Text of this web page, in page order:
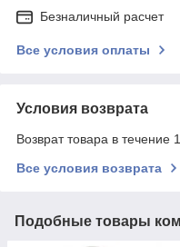
Безналичный расчет
Все условия оплаты
Условия возврата
Возврат товара в течение
Все условия возврата
Подобные товары